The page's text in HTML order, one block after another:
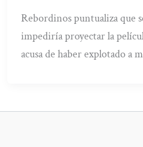
Rebordinos puntualiza que
impediría proyectar la
acusa de haber explotado a